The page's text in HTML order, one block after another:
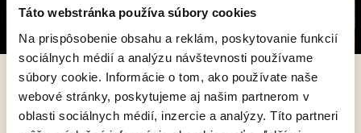
Táto webstránka používa súbory cookies
Na prispôsobenie obsahu a reklám, poskytovanie funkcií
sociálnych médií a analýzu návštevnosti používame
súbory cookie. Informácie o tom, ako používate naše
webové stránky, poskytujeme aj našim partnerom v
oblasti sociálnych médií, inzercie a analýzy. Títo partneri
Späť